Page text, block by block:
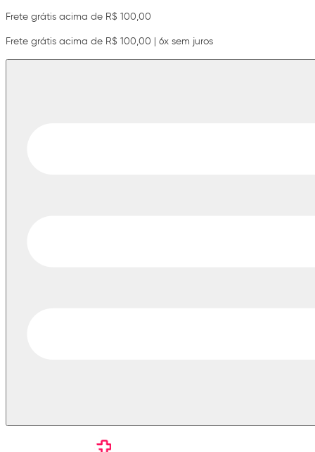
Frete grátis acima de R$ 100,00
Frete grátis acima de R$ 100,00 | 6x sem juros